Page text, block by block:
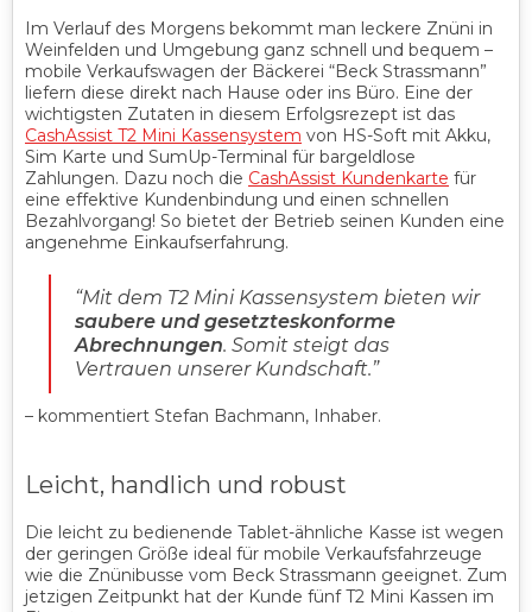
Im Verlauf des Morgens bekommt man leckere Znüni in
Weinfelden und Umgebung ganz schnell und bequem –
mobile Verkaufswagen der Bäckerei “Beck Strassmann”
liefern diese direkt nach Hause oder ins Büro. Eine der
wichtigsten Zutaten in diesem Erfolgsrezept ist das
CashAssist T2 Mini Kassensystem von HS-Soft mit Akku,
Sim Karte und SumUp-Terminal für bargeldlose
Zahlungen. Dazu noch die CashAssist Kundenkarte für
eine effektive Kundenbindung und einen schnellen
Bezahlvorgang! So bietet der Betrieb seinen Kunden eine
angenehme Einkaufserfahrung.
“Mit dem T2 Mini Kassensystem bieten wir
saubere und gesetzteskonforme
Abrechnungen. Somit steigt das
Vertrauen unserer Kundschaft.”
– kommentiert Stefan Bachmann, Inhaber.
Leicht, handlich und robust
Die leicht zu bedienende Tablet-ähnliche Kasse ist wegen
der geringen Größe ideal für mobile Verkaufsfahrzeuge
wie die Znünibusse vom Beck Strassmann geeignet. Zum
jetzigen Zeitpunkt hat der Kunde fünf T2 Mini Kassen im